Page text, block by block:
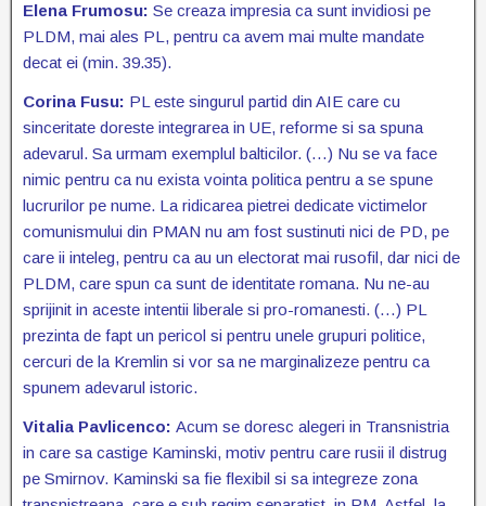
Elena Frumosu: Se creaza impresia ca sunt invidiosi pe
PLDM, mai ales PL, pentru ca avem mai multe mandate
decat ei (min. 39.35).
Corina Fusu: PL este singurul partid din AIE care cu
sinceritate doreste integrarea in UE, reforme si sa spuna
adevarul. Sa urmam exemplul balticilor. (…) Nu se va face
nimic pentru ca nu exista vointa politica pentru a se spune
lucrurilor pe nume. La ridicarea pietrei dedicate victimelor
comunismului din PMAN nu am fost sustinuti nici de PD, pe
care ii inteleg, pentru ca au un electorat mai rusofil, dar nici de
PLDM, care spun ca sunt de identitate romana. Nu ne-au
sprijinit in aceste intentii liberale si pro-romanesti. (…) PL
prezinta de fapt un pericol si pentru unele grupuri politice,
cercuri de la Kremlin si vor sa ne marginalizeze pentru ca
spunem adevarul istoric.
Vitalia Pavlicenco: Acum se doresc alegeri in Transnistria
in care sa castige Kaminski, motiv pentru care rusii il distrug
pe Smirnov. Kaminski sa fie flexibil si sa integreze zona